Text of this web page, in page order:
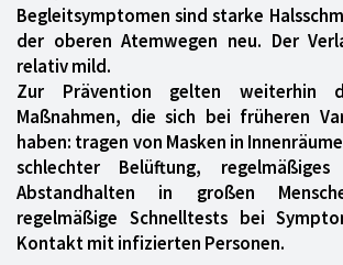
Begleitsymptomen sind starke
der oberen Atemwegen neu. Der
relativ mild.
Zur Prävention gelten weiterhin
Maßnahmen, die sich bei früheren
haben: tragen von Masken in
schlechter Belüftung, regelmäßiges
Abstandhalten in großen
regelmäßige Schnelltests bei
Kontakt mit infizierten Personen.